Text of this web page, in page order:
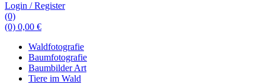
Login / Register
(0)
(0) 0,00 €
Waldfotografie
Baumfotografie
Baumbilder Art
Tiere im Wald